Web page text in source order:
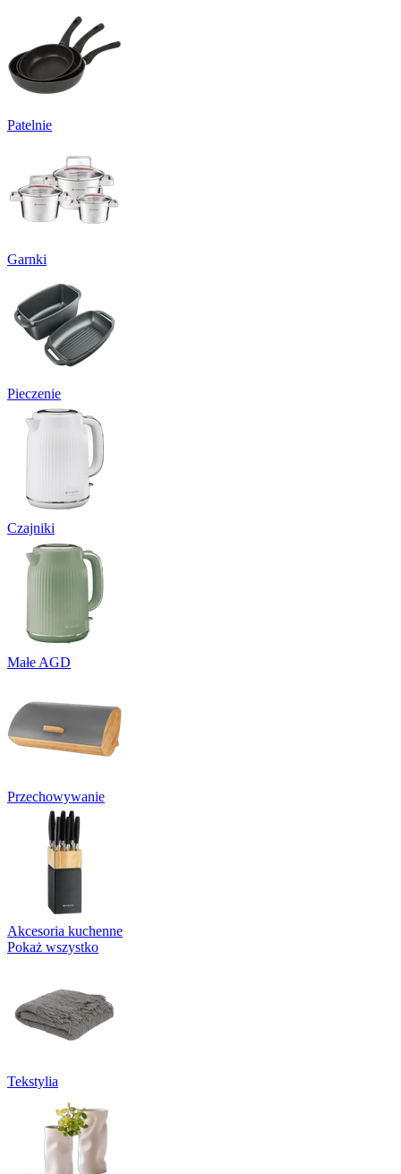
Patelnie
Garnki
Pieczenie
Czajniki
Małe AGD
Przechowywanie
Akcesoria kuchenne
Pokaż wszystko
Tekstylia